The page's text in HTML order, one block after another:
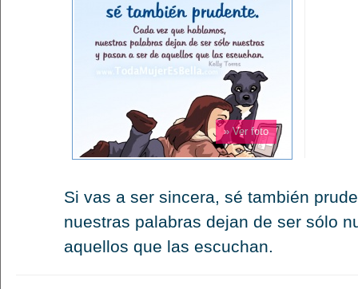
» Ver foto
Si vas a ser sincera, sé también
nuestras palabras dejan de ser sólo
aquellos que las escuchan.